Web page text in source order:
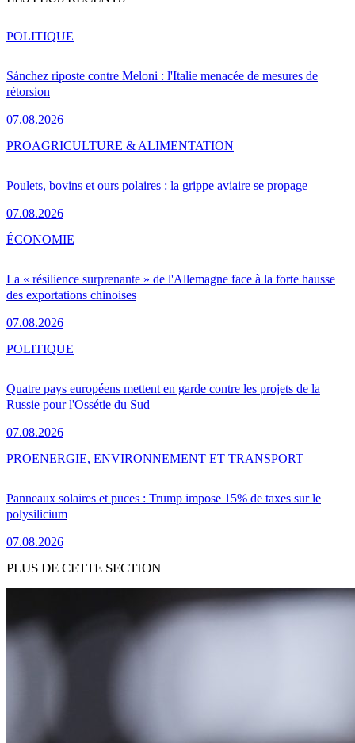
Sánchez riposte contre Meloni : l'Italie menacée de mesures de
rétorsion
07.08.2026
POLITIQUE
Poulets, bovins et ours polaires : la grippe aviaire se propage
07.08.2026
PROAGRICULTURE & ALIMENTATION
La « résilience surprenante » de l'Allemagne face à la forte hausse
des exportations chinoises
07.08.2026
ÉCONOMIE
Quatre pays européens mettent en garde contre les projets de la
Russie pour l'Ossétie du Sud
07.08.2026
POLITIQUE
Panneaux solaires et puces : Trump impose 15% de taxes sur le
polysilicium
07.08.2026
PROENERGIE, ENVIRONNEMENT ET TRANSPORT
PLUS DE CETTE SECTION